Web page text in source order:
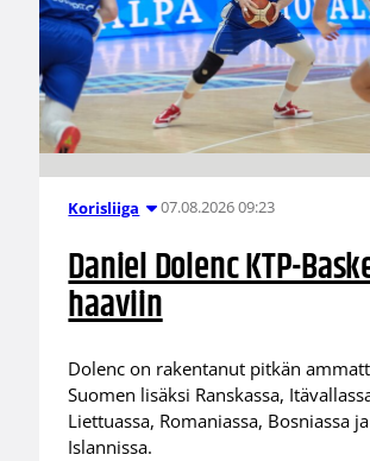
Korisliiga 07.08.2026 09:23
Daniel Dolenc KTP-
haaviin
Dolenc on rakentanut pitkän
Suomen lisäksi Ranskassa,
Liettuassa, Romaniassa, Bosniassa
Islannissa.